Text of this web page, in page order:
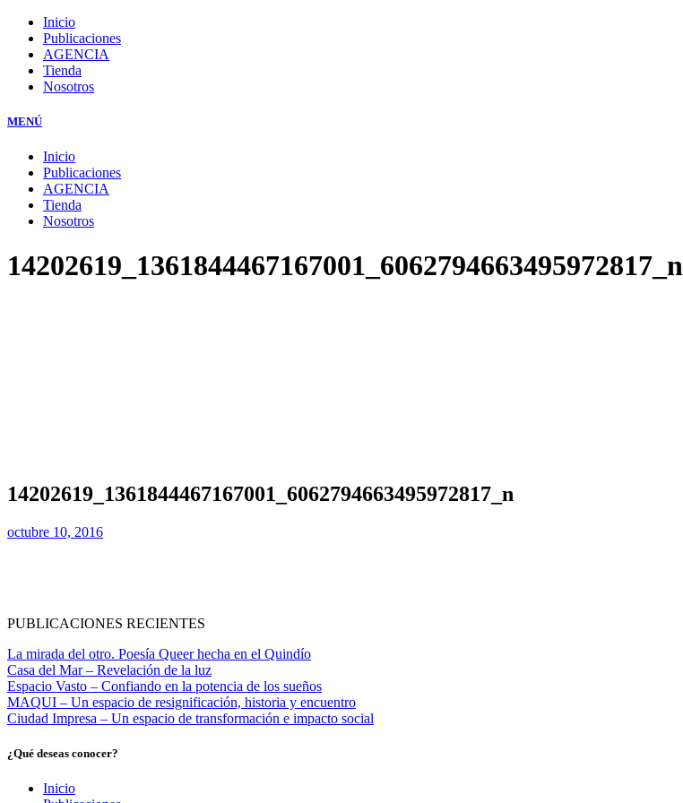
Inicio
Publicaciones
AGENCIA
Tienda
Nosotros
MENÚ
Inicio
Publicaciones
AGENCIA
Tienda
Nosotros
14202619_1361844467167001_6062794663495972817_n
14202619_1361844467167001_6062794663495972817_n
octubre 10, 2016
PUBLICACIONES RECIENTES
La mirada del otro. Poesía Queer hecha en el Quindío
Casa del Mar – Revelación de la luz
Espacio Vasto – Confiando en la potencia de los sueños
MAQUI – Un espacio de resignificación, historia y encuentro
Ciudad Impresa – Un espacio de transformación e impacto social
¿Qué deseas conocer?
Inicio